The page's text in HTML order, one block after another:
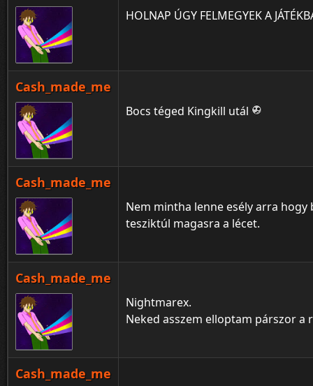
HOLNAP ÚGY FELMEGYEK A
Cash_made_me
Bocs téged Kingkill utál
Cash_made_me
Nem mintha lenne esély arra
tesziktúl magasra a lécet.
Cash_made_me
Nightmarex.
Neked asszem elloptam párszor a
Cash_made_me